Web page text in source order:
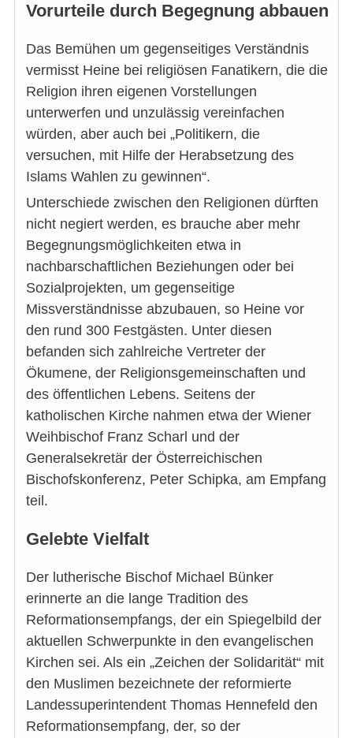
Vorurteile durch Begegnung abbauen
Das Bemühen um gegenseitiges Verständnis
vermisst Heine bei religiösen Fanatikern, die die
Religion ihren eigenen Vorstellungen
unterwerfen und unzulässig vereinfachen
würden, aber auch bei „Politikern, die
versuchen, mit Hilfe der Herabsetzung des
Islams Wahlen zu gewinnen“.
Unterschiede zwischen den Religionen dürften
nicht negiert werden, es brauche aber mehr
Begegnungsmöglichkeiten etwa in
nachbarschaftlichen Beziehungen oder bei
Sozialprojekten, um gegenseitige
Missverständnisse abzubauen, so Heine vor
den rund 300 Festgästen. Unter diesen
befanden sich zahlreiche Vertreter der
Ökumene, der Religionsgemeinschaften und
des öffentlichen Lebens. Seitens der
katholischen Kirche nahmen etwa der Wiener
Weihbischof Franz Scharl und der
Generalsekretär der Österreichischen
Bischofskonferenz, Peter Schipka, am Empfang
teil.
Gelebte Vielfalt
Der lutherische Bischof Michael Bünker
erinnerte an die lange Tradition des
Reformationsempfangs, der ein Spiegelbild der
aktuellen Schwerpunkte in den evangelischen
Kirchen sei. Als ein „Zeichen der Solidarität“ mit
den Muslimen bezeichnete der reformierte
Landessuperintendent Thomas Hennefeld den
Reformationsempfang, der, so der